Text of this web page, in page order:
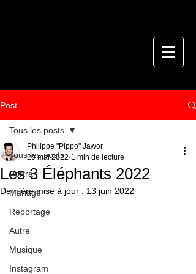
Post
Tous les posts
Portrait
Mariage
Reportage
Autre
Musique
Instagram
Tous les posts
Les 3 Éléphants 2022
Philippe "Pippo" Jawor
20 mai 2022 1 min de lecture
Dernière mise à jour : 13 juin 2022